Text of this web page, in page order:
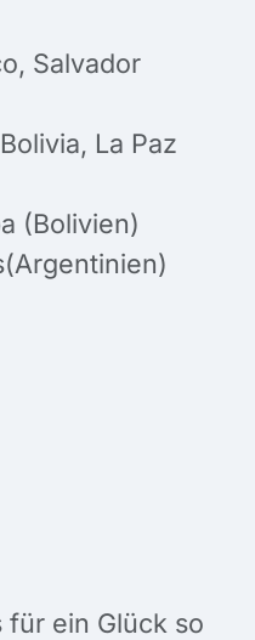
Salvador
La Paz
(Bolivien)
für ein Glück so